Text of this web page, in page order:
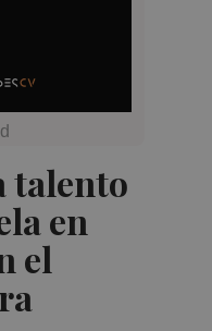
talento
en
el